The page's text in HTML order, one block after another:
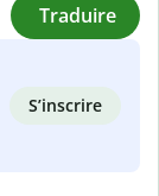
Traduire
S’inscrire